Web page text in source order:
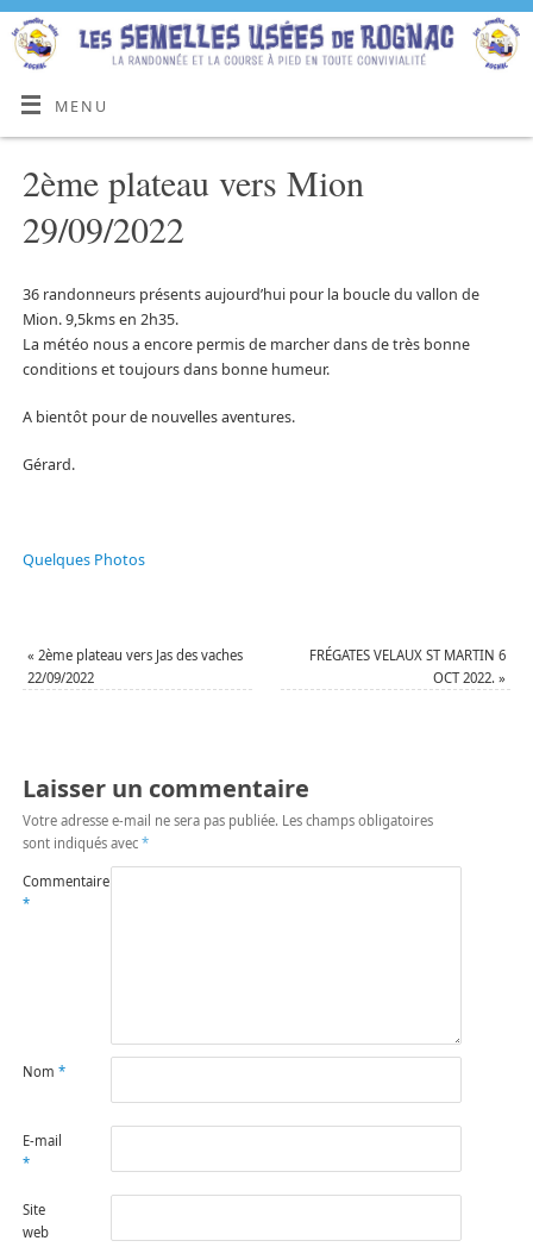
MENU
2ème plateau vers Mion
29/09/2022
36 randonneurs présents aujourd’hui pour la boucle du vallon de
Mion. 9,5kms en 2h35.
La météo nous a encore permis de marcher dans de très bonne
conditions et toujours dans bonne humeur.
A bientôt pour de nouvelles aventures.
Gérard.
Quelques Photos
« 2ème plateau vers Jas des vaches
22/09/2022
FRÉGATES VELAUX ST MARTIN 6
OCT 2022.»
Laisser un commentaire
Votre adresse e-mail ne sera pas publiée. Les champs obligatoires
sont indiqués avec *
Commentaire
*
Nom *
E-mail
*
Site
web